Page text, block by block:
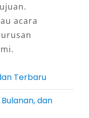
Salsa
Hiace Premio
Hal ini
diri bagi
acara
Terbaru
dan